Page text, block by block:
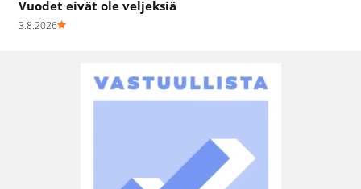
Vuodet eivät ole veljeksiä
3.8.2026